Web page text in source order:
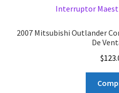
2007 Mitsubishi Outlander
De
$